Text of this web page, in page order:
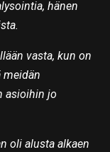
hänen
vasta, kun on
meidän
asioihin jo
oli alusta alkaen